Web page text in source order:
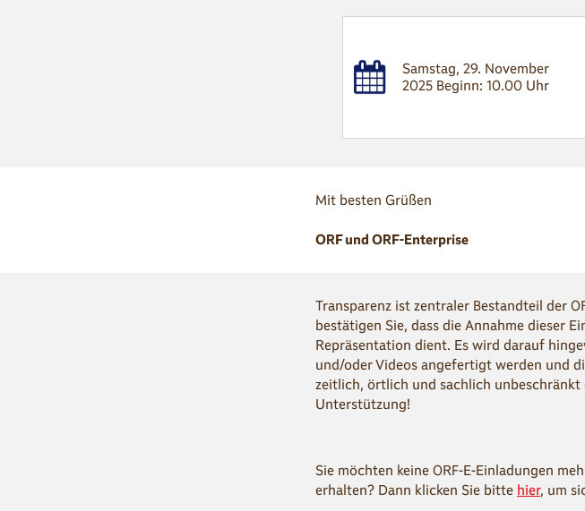
Samstag, 29. November
2025 Beginn: 10.00 Uhr
Mit besten Grüßen
ORF und ORF-Enterprise
Transparenz ist zentraler Bestandteil der
bestätigen Sie, dass die Annahme dieser
Repräsentation dient. Es wird darauf
und/oder Videos angefertigt werden und
zeitlich, örtlich und sachlich
Unterstützung!
Sie möchten keine ORF-E-Einladungen
erhalten? Dann klicken Sie bitte hier, um